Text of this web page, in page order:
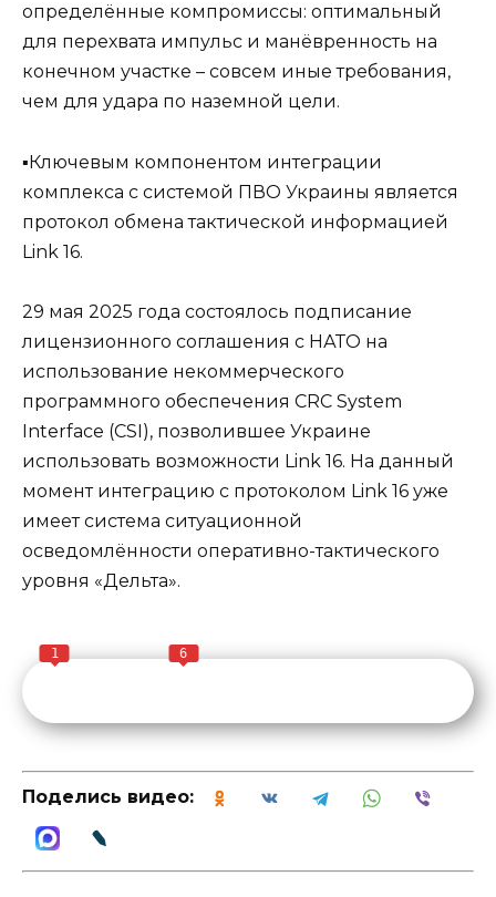
определённые компромиссы: оптимальный
для перехвата импульс и манёвренность на
конечном участке – совсем иные требования,
чем для удара по наземной цели.
▪️Ключевым компонентом интеграции
комплекса с системой ПВО Украины является
протокол обмена тактической информацией
Link 16.
29 мая 2025 года состоялось подписание
лицензионного соглашения с НАТО на
использование некоммерческого
программного обеспечения CRC System
Interface (CSI), позволившее Украине
использовать возможности Link 16. На данный
момент интеграцию с протоколом Link 16 уже
имеет система ситуационной
осведомлённости оперативно-тактического
уровня «Дельта».
1 6
Поделись видео: